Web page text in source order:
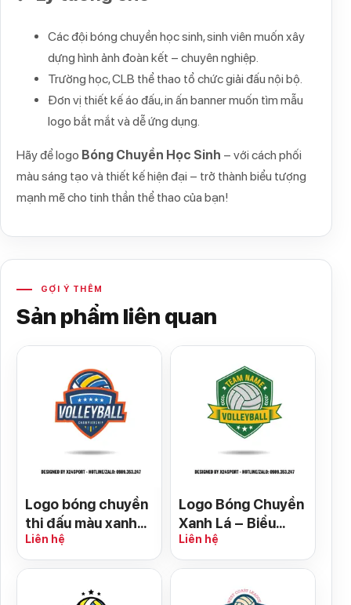
Các đội bóng chuyền học sinh, sinh viên muốn xây
dựng hình ảnh đoàn kết – chuyên nghiệp.
Trường học, CLB thể thao tổ chức giải đấu nội bộ.
Đơn vị thiết kế áo đấu, in ấn banner muốn tìm mẫu
logo bắt mắt và dễ ứng dụng.
Hãy để logo Bóng Chuyền Học Sinh – với cách phối
màu sáng tạo và thiết kế hiện đại – trở thành biểu tượng
mạnh mẽ cho tinh thần thể thao của bạn!
GỢI Ý THÊM
Sản phẩm liên quan
Logo bóng chuyền
thi đấu màu xanh
navy – Biểu tượng
tinh thần thể thao
Liên hệ
Logo Bóng Chuyền
Xanh Lá – Biểu
Tượng Thể Thao
Năng Động & Chiến
Liên hệ